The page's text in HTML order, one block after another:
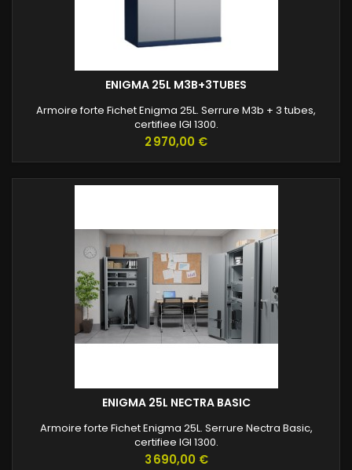
ENIGMA 25L M3B+3TUBES
Armoire forte Fichet Enigma 25L. Serrure M3b + 3 tubes,
certifiee IGI 1300.
Prix
2 970,00 €
ENIGMA 25L NECTRA BASIC
Armoire forte Fichet Enigma 25L. Serrure Nectra Basic,
certifiee IGI 1300.
Prix
3 690,00 €